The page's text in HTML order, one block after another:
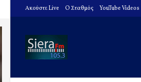
Ακούστε Live O Σταθμός YouTube Videos